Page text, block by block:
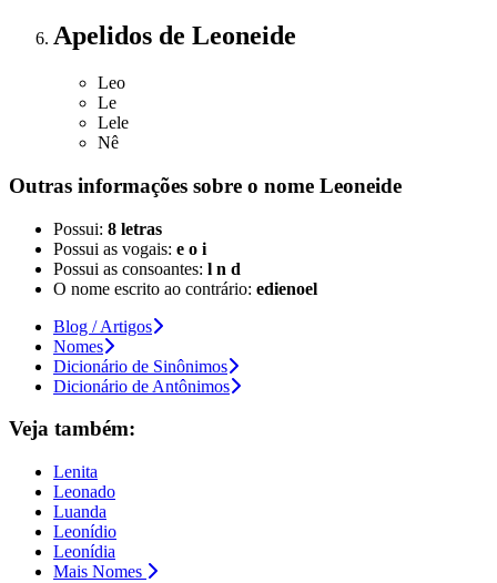
Apelidos de Leoneide
Leo
Le
Lele
Nê
Outras informações sobre o nome Leoneide
Possui: 8 letras
Possui as vogais: e o i
Possui as consoantes: l n d
O nome escrito ao contrário: edienoel
Blog / Artigos
Nomes
Dicionário de Sinônimos
Dicionário de Antônimos
Veja também:
Lenita
Leonado
Luanda
Leonídio
Leonídia
Mais Nomes